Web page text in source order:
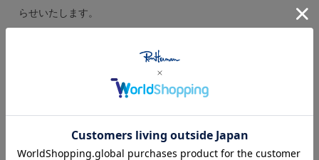
らせいたします。
会員登録する
Facebookログイン
LINEログイン